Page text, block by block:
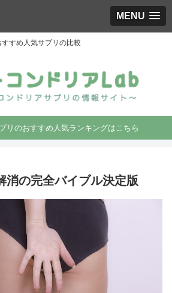
MENU
すすめ人気サプリの比較
リのおすすめ人気ランキングはこちら
消の完全バイブル決定版